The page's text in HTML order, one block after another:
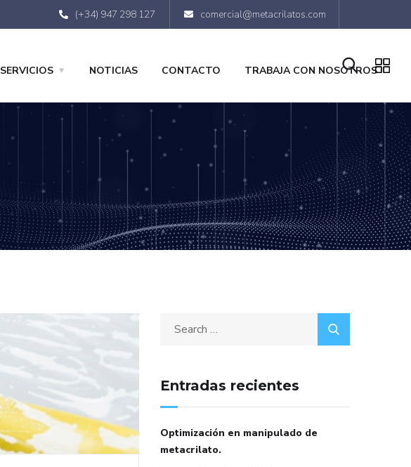
(+34) 947 298 127 comercial@metacrilatos.com
SERVICIOS NOTICIAS CONTACTO TRABAJA CON NOSOTROS
Entradas recientes
Optimización en manipulado de
metacrilato.